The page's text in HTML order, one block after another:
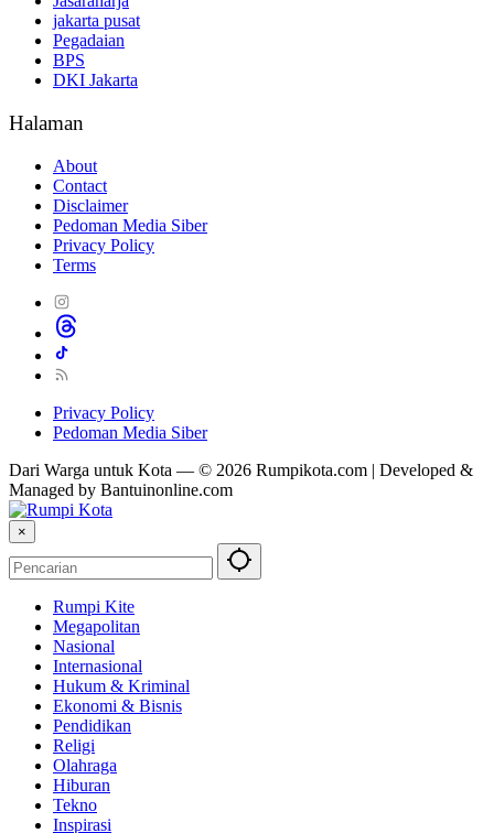
jakarta pusat
Pegadaian
BPS
DKI Jakarta
Halaman
About
Contact
Disclaimer
Pedoman Media Siber
Privacy Policy
Terms
Privacy Policy
Pedoman Media Siber
Dari Warga untuk Kota — © 2026 Rumpikota.com | Developed &
Managed by Bantuinonline.com
×
Rumpi Kite
Megapolitan
Nasional
Internasional
Hukum & Kriminal
Ekonomi & Bisnis
Pendidikan
Religi
Olahraga
Hiburan
Tekno
Inspirasi